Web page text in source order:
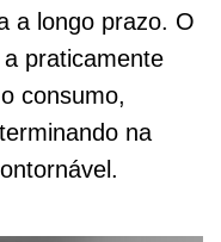
a longo prazo. O
praticamente
consumo,
na